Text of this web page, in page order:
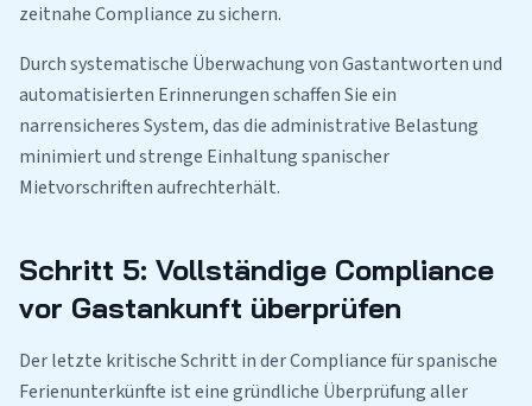
zeitnahe Compliance zu sichern.
Durch systematische Überwachung von Gastantworten und
automatisierten Erinnerungen schaffen Sie ein
narrensicheres System, das die administrative Belastung
minimiert und strenge Einhaltung spanischer
Mietvorschriften aufrechterhält.
Schritt 5: Vollständige Compliance
vor Gastankunft überprüfen
Der letzte kritische Schritt in der Compliance für spanische
Ferienunterkünfte ist eine gründliche Überprüfung aller